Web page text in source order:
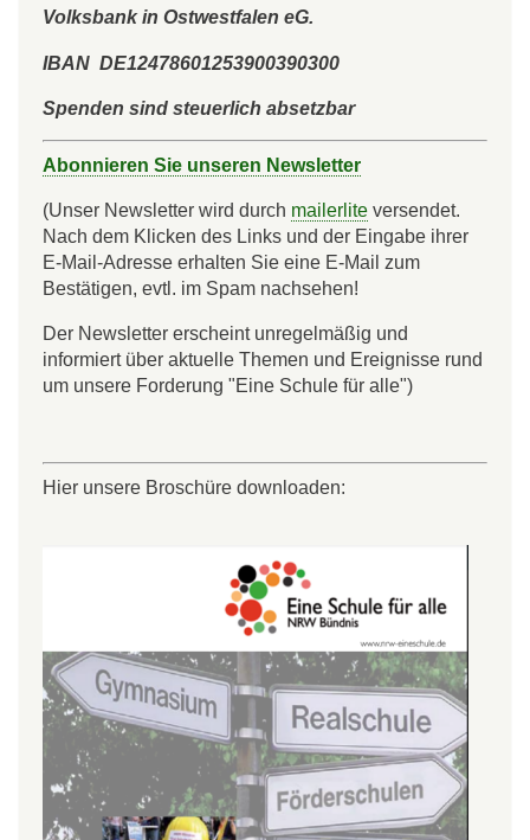
Volksbank in Ostwestfalen eG.
IBAN DE12478601253900390300
Spenden sind steuerlich absetzbar
Abonnieren Sie unseren Newsletter
(Unser Newsletter wird durch mailerlite versendet.
Nach dem Klicken des Links und der Eingabe ihrer
E-Mail-Adresse erhalten Sie eine E-Mail zum
Bestätigen, evtl. im Spam nachsehen!
Der Newsletter erscheint unregelmäßig und
informiert über aktuelle Themen und Ereignisse rund
um unsere Forderung "Eine Schule für alle")
Hier unsere Broschüre downloaden: